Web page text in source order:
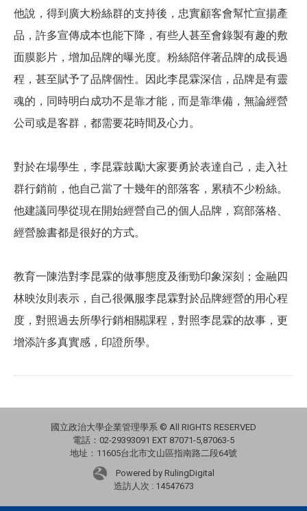
他說，得到廣大粉絲群的支持後，忠實顧客會幫忙宣揚產
品，許多宣傳成本也能下降，有些人甚至會錄製有趣的敷
面膜影片，增加品牌的曝光度。粉絲陪伴著品牌的成長過
程，甚至賦予了品牌個性。因此李昆霖深信，品牌是有靈
魂的，同時明白成功不是靠才能，而是靠準備，無論經營
公司或是客群，都需要花時間及心力。
對於在場學生，李昆霖鼓勵大家要勇於表達自己，走入社
群行銷前，他自己當了十幾年的部落客，累積不少粉絲。
他建議同學從現在開始經營自己的個人品牌，寫部落格、
經營臉書都是很好的方式。
教育一陳浩對李昆霖的做事態度及衝勁印象深刻；金融四
林映汝則表示，自己很佩服李昆霖對於品牌經營的用心程
度，對照過去所學行銷相關課程，對照李昆霖的故事，更
增添許多真實感，印證所學。
國立政治大學企業管理學系 © All RIGHTS RESERVED
電話：02-29393091 EXT 87071-5,87063-5
地址：11605台北市文山區指南路二段64號
Powered by RulingDigital
造訪人次 : 14547673